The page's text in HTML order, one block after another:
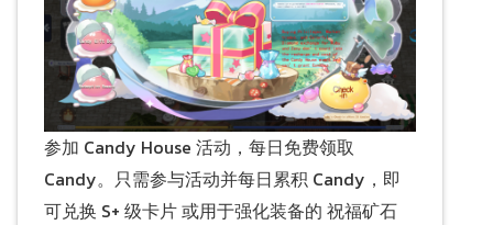
参加 Candy House 活动，每日免费领取
Candy。只需参与活动并每日累积 Candy，即
可兑换 S+ 级卡片 或用于强化装备的 祝福矿石